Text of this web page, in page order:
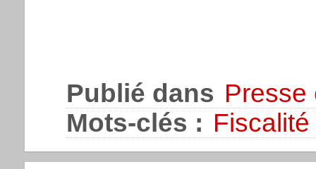
Publié dans Presse
Mots-clés : Fiscalité